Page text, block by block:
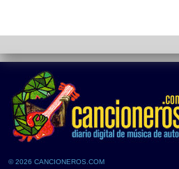
© 2026 CANCIONEROS.COM